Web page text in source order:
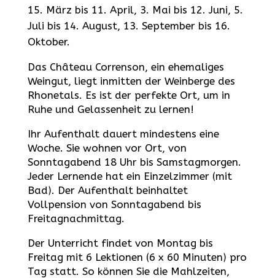
März bis 11. April, 3. Mai bis 12. Juni, 5.
Juli bis 14. August, 13. September bis 16.
Oktober.
Das Château Correnson, ein ehemaliges
Weingut, liegt inmitten der Weinberge des
Rhonetals. Es ist der perfekte Ort, um in
Ruhe und Gelassenheit zu lernen!
Ihr Aufenthalt dauert mindestens eine
Woche. Sie wohnen vor Ort, von
Sonntagabend 18 Uhr bis Samstagmorgen.
Jeder Lernende hat ein Einzelzimmer (mit
Bad). Der Aufenthalt beinhaltet
Vollpension von Sonntagabend bis
Freitagnachmittag.
Der Unterricht findet von Montag bis
Freitag mit 6 Lektionen (6 x 60 Minuten) pro
Tag statt. So können Sie die Mahlzeiten,